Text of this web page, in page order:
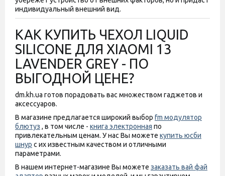
индивидуальный внешний вид.
КАК КУПИТЬ ЧЕХОЛ LIQUID
SILICONE ДЛЯ XIAOMI 13
LAVENDER GREY - ПО
ВЫГОДНОЙ ЦЕНЕ?
dm.kh.ua готов порадовать вас множеством гаджетов и
аксессуаров.
В магазине предлагается широкий выбор fm модулятор
блютуз , в том числе - книга электронная по
привлекательным ценам. У нас Вы можете купить юсби
шнур с их известным качеством и отличными
параметрами.
В нашем интернет-магазине Вы можете заказать вай фай